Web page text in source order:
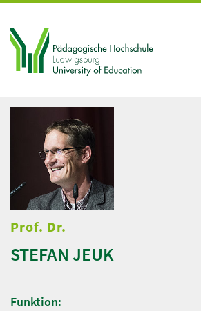
Prof. Dr.
STEFAN JEUK
Funktion: